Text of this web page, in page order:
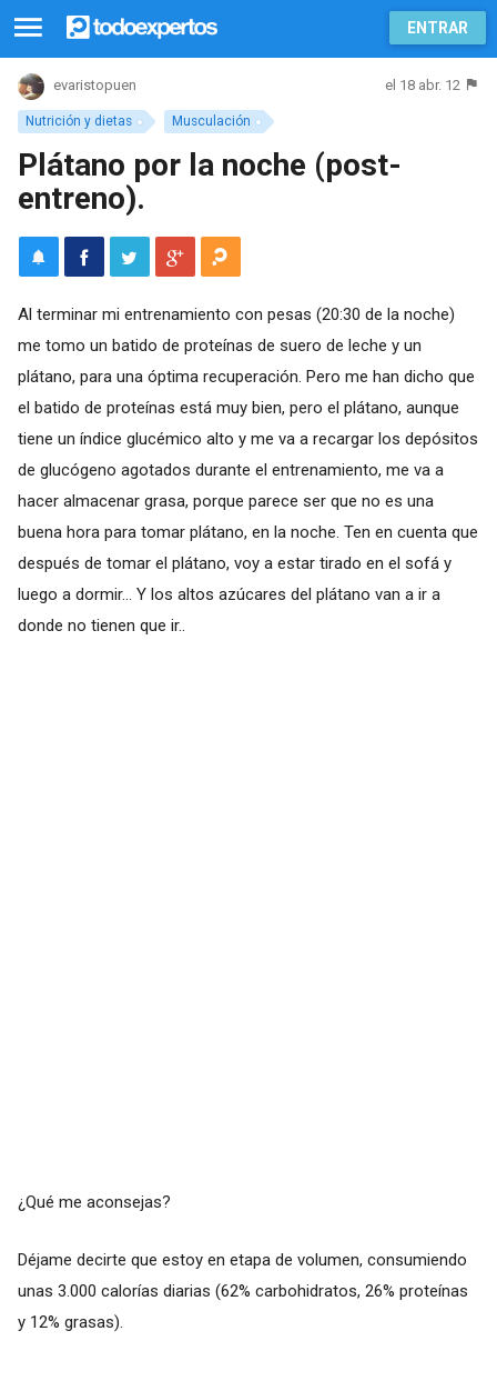
ENTRAR
Nutrición y dietas Musculación
evaristopuen el 18 abr. 12
Plátano por la noche (post-
entreno).
Al terminar mi entrenamiento con pesas (20:30 de la noche)
me tomo un batido de proteínas de suero de leche y un
plátano, para una óptima recuperación. Pero me han dicho que
el batido de proteínas está muy bien, pero el plátano, aunque
tiene un índice glucémico alto y me va a recargar los depósitos
de glucógeno agotados durante el entrenamiento, me va a
hacer almacenar grasa, porque parece ser que no es una
buena hora para tomar plátano, en la noche. Ten en cuenta que
después de tomar el plátano, voy a estar tirado en el sofá y
luego a dormir... Y los altos azúcares del plátano van a ir a
donde no tienen que ir..
¿Qué me aconsejas?
Déjame decirte que estoy en etapa de volumen, consumiendo
unas 3.000 calorías diarias (62% carbohidratos, 26% proteínas
y 12% grasas).